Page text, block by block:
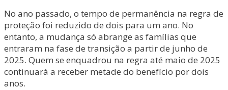
No ano passado, o tempo de permanência na regra de
proteção foi reduzido de dois para um ano. No
entanto, a mudança só abrange as famílias que
entraram na fase de transição a partir de junho de
2025. Quem se enquadrou na regra até maio de 2025
continuará a receber metade do benefício por dois
anos.